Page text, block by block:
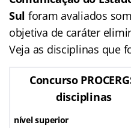
Sul foram avaliados
objetiva de caráter
Veja as disciplinas que
Concurso
disciplinas
nível superior